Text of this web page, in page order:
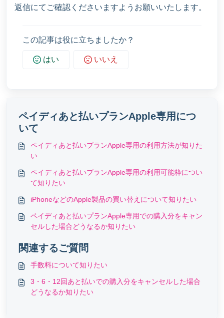
返信にてご確認くださいますようお願いいたします。
この記事は役に立ちましたか？
はい いいえ
ペイディあと払いプランApple専用につ
いて
ペイディあと払いプランApple専用の利用方法が知りた
い
ペイディあと払いプランApple専用の利用可能枠につい
て知りたい
iPhoneなどのApple製品の買い替えについて知りたい
ペイディあと払いプランApple専用での購入分をキャン
セルした場合どうなるか知りたい
関連するご質問
手数料について知りたい
3・6・12回あと払いでの購入分をキャンセルした場合
どうなるか知りたい